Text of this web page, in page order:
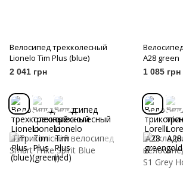
Велосипед трехколесный
Lionelo Tim Plus (blue)
2 041 грн
A28 green
1 085 грн